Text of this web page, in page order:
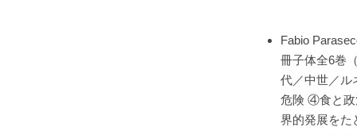
Fabio
冊子体全6巻
代／中世／
危険 ④食と
界的発展をた